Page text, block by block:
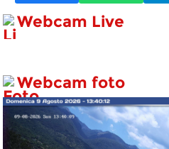
Webcam Live
Webcam foto